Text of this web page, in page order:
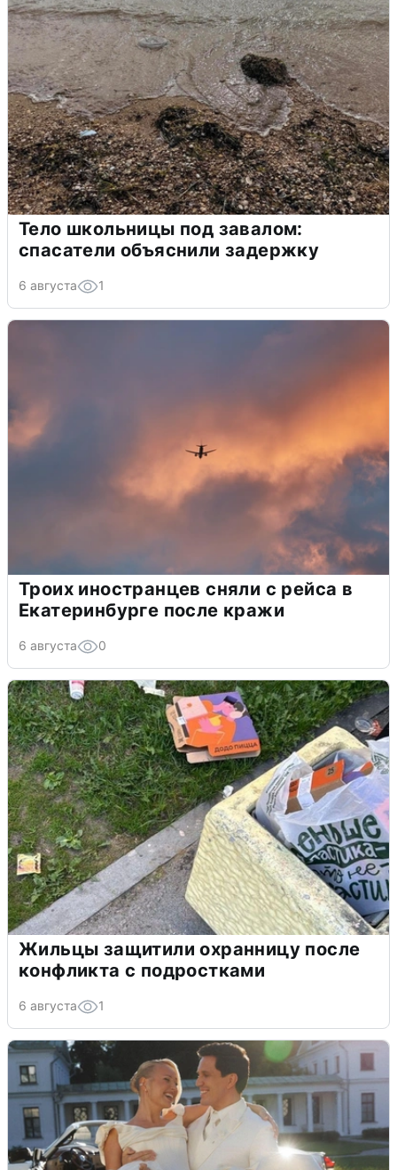
Тело школьницы под завалом:
спасатели объяснили задержку
6 августа 1
Троих иностранцев сняли с рейса в
Екатеринбурге после кражи
6 августа 0
Жильцы защитили охранницу после
конфликта с подростками
6 августа 1